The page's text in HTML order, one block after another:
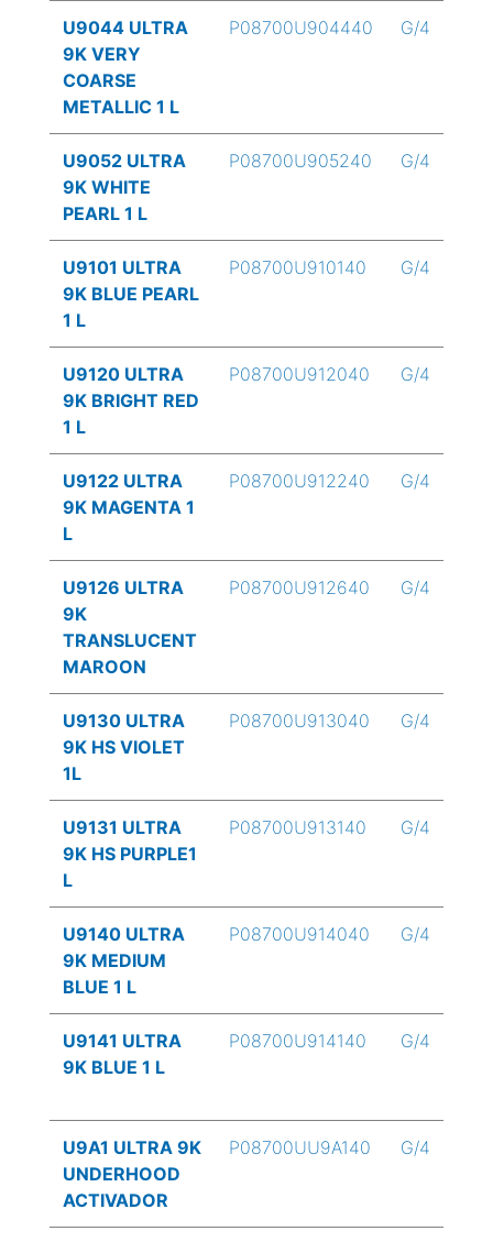
U9044 ULTRA
9K VERY
COARSE
METALLIC 1 L
P08700U904440 G/4
U9052 ULTRA
9K WHITE
PEARL 1 L
P08700U905240 G/4
U9101 ULTRA
9K BLUE PEARL
1 L
P08700U910140 G/4
U9120 ULTRA
9K BRIGHT RED
1 L
P08700U912040 G/4
U9122 ULTRA
9K MAGENTA 1
L
P08700U912240 G/4
U9126 ULTRA
9K
TRANSLUCENT
MAROON
P08700U912640 G/4
U9130 ULTRA
9K HS VIOLET
1L
P08700U913040 G/4
U9131 ULTRA
9K HS PURPLE1
L
P08700U913140 G/4
U9140 ULTRA
9K MEDIUM
BLUE 1 L
P08700U914040 G/4
U9141 ULTRA
9K BLUE 1 L
P08700U914140 G/4
U9A1 ULTRA 9K
UNDERHOOD
ACTIVADOR
P08700UU9A140 G/4